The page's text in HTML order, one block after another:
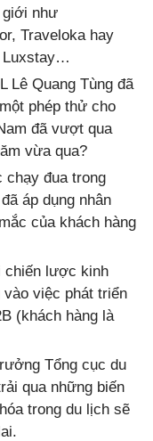
giới như
Traveloka hay
Luxstay…
Lê Quang Tùng đã
phép thử cho
đã vượt qua
vừa qua?
chạy đua trong
áp dụng nhân
của khách hàng
chiến lược kinh
việc phát triển
(khách hàng là
Tổng cục du
qua những biến
trong du lịch sẽ